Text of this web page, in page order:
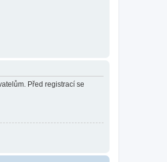
Před registrací se